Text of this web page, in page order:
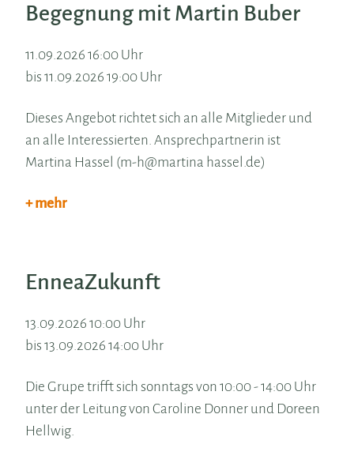
Begegnung mit Martin Buber
11.09.2026 16:00 Uhr
bis 11.09.2026 19:00 Uhr
Dieses Angebot richtet sich an alle Mitglieder und
an alle Interessierten. Ansprechpartnerin ist
Martina Hassel (m-h@martina hassel.de)
+ mehr
EnneaZukunft
13.09.2026 10:00 Uhr
bis 13.09.2026 14:00 Uhr
Die Grupe trifft sich sonntags von 10:00 - 14:00 Uhr
unter der Leitung von Caroline Donner und Doreen
Hellwig.